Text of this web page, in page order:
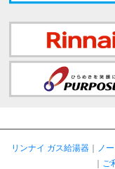
リンナイ ガス給湯器｜ ノ
｜ ご